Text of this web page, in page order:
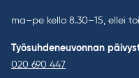
ma–pe kello 8.30–15, ellei
Työsuhdeneuvonnan
020 690 447